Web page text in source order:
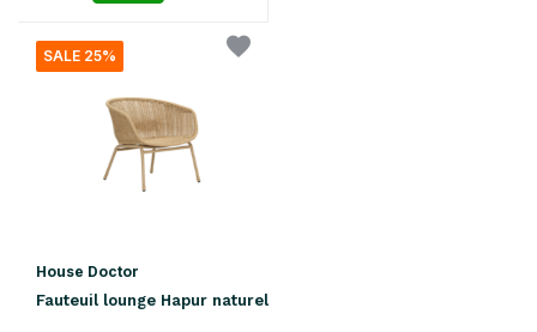
SALE 25%
House Doctor
Fauteuil lounge Hapur naturel